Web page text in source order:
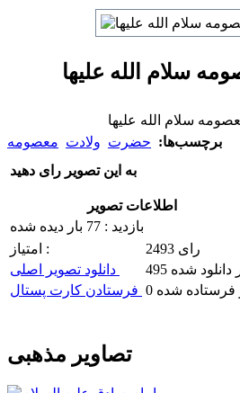
سلام الله علیها
سلام الله علیها
برچسب‌ها: حضرت ولادت معصومه
این تصویر رای دهید
اطلاعات تصویر
امتیاز :
2493 رای
دانلود تصویر اصلی
بار دانلود شده